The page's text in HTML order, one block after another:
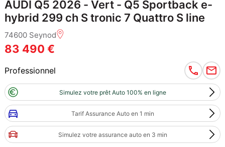
AUDI Q5 2026 - Vert - Q5 Sportback e-
hybrid 299 ch S tronic 7 Quattro S line
74600 Seynod
83 490 €
Professionnel
Simulez votre prêt Auto 100% en ligne
Tarif Assurance Auto en 1 min
Simulez votre assurance auto en 3 min